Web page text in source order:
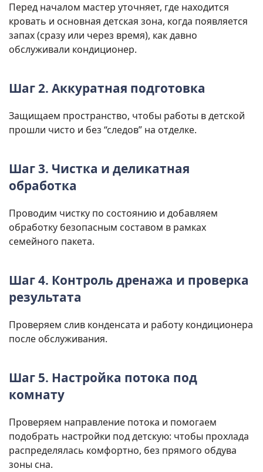
Перед началом мастер уточняет, где находится
кровать и основная детская зона, когда появляется
запах (сразу или через время), как давно
обслуживали кондиционер.
Шаг 2. Аккуратная подготовка
Защищаем пространство, чтобы работы в детской
прошли чисто и без “следов” на отделке.
Шаг 3. Чистка и деликатная
обработка
Проводим чистку по состоянию и добавляем
обработку безопасным составом в рамках
семейного пакета.
Шаг 4. Контроль дренажа и проверка
результата
Проверяем слив конденсата и работу кондиционера
после обслуживания.
Шаг 5. Настройка потока под
комнату
Проверяем направление потока и помогаем
подобрать настройки под детскую: чтобы прохлада
распределялась комфортно, без прямого обдува
зоны сна.